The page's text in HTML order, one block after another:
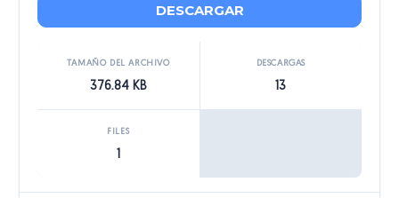
DESCARGAR
TAMAÑO DEL ARCHIVO
376.84 KB
DESCARGAS
13
FILES